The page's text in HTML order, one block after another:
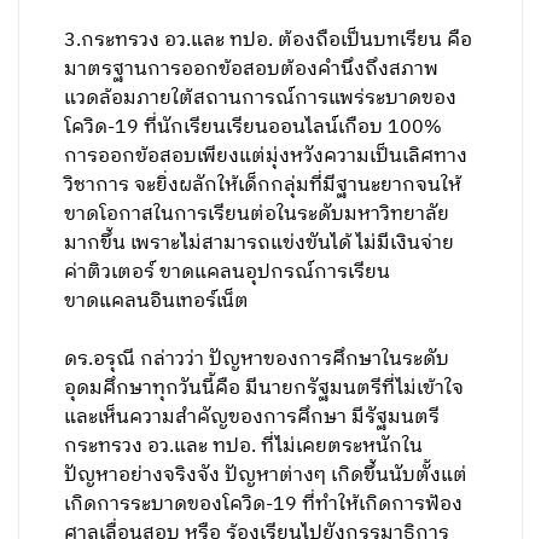
3.กระทรวง อว.และ ทปอ. ต้องถือเป็นบทเรียน คือ
มาตรฐานการออกข้อสอบต้องคำนึงถึงสภาพ
แวดล้อมภายใต้สถานการณ์การแพร่ระบาดของ
โควิด-19 ที่นักเรียนเรียนออนไลน์เกือบ 100%
การออกข้อสอบเพียงแต่มุ่งหวังความเป็นเลิศทาง
วิชาการ จะยิ่งผลักให้เด็กกลุ่มที่มีฐานะยากจนให้
ขาดโอกาสในการเรียนต่อในระดับมหาวิทยาลัย
มากขึ้น เพราะไม่สามารถแข่งขันได้ ไม่มีเงินจ่าย
ค่าติวเตอร์ ขาดแคลนอุปกรณ์การเรียน
ขาดแคลนอินเทอร์เน็ต
ดร.อรุณี กล่าวว่า ปัญหาของการศึกษาในระดับ
อุดมศึกษาทุกวันนี้คือ มีนายกรัฐมนตรีที่ไม่เข้าใจ
และเห็นความสำคัญของการศึกษา มีรัฐมนตรี
กระทรวง อว.และ ทปอ. ที่ไม่เคยตระหนักใน
ปัญหาอย่างจริงจัง ปัญหาต่างๆ เกิดขึ้นนับตั้งแต่
เกิดการระบาดของโควิด-19 ที่ทำให้เกิดการฟ้อง